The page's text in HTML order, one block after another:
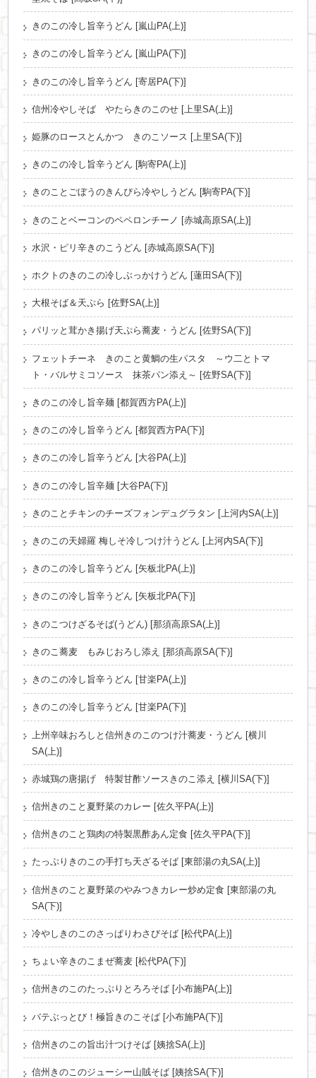
きのこの冷し旨辛うどん [嵐山PA(上)]
きのこの冷し旨辛うどん [嵐山PA(下)]
きのこの冷し旨辛うどん [寄居PA(下)]
信州冷やしそば やたらきのこのせ [上里SA(上)]
姫豚のロースとんかつ きのこソース [上里SA(下)]
きのこの冷し旨辛うどん [駒寄PA(上)]
きのことごぼうのきんぴら冷やしうどん [駒寄PA(下)]
きのことベーコンのペペロンチーノ [赤城高原SA(上)]
水沢・ピリ辛きのこうどん [赤城高原SA(下)]
ホクトのきのこの冷しぶっかけうどん [蓮田SA(下)]
大根そば＆天ぷら [佐野SA(上)]
パリッと茸かき揚げ天ぷら蕎麦・うどん [佐野SA(下)]
フェットチーネ きのこと黄鯛の生パスタ ～ウ二とトマ
ト・バルサミコソース 抹茶パン添え～ [佐野SA(下)]
きのこの冷し旨辛麺 [都賀西方PA(上)]
きのこの冷し旨辛うどん [都賀西方PA(下)]
きのこの冷し旨辛うどん [大谷PA(上)]
きのこの冷し旨辛麺 [大谷PA(下)]
きのことチキンのチーズフォンデュグラタン [上河内SA(上)]
きのこの天婦羅 梅しそ冷しつけ汁うどん [上河内SA(下)]
きのこの冷し旨辛うどん [矢板北PA(上)]
きのこの冷し旨辛うどん [矢板北PA(下)]
きのこつけざるそば(うどん) [那須高原SA(上)]
きのこ蕎麦 もみじおろし添え [那須高原SA(下)]
きのこの冷し旨辛うどん [甘楽PA(上)]
きのこの冷し旨辛うどん [甘楽PA(下)]
上州辛味おろしと信州きのこのつけ汁蕎麦・うどん [横川
SA(上)]
赤城鶏の唐揚げ 特製甘酢ソースきのこ添え [横川SA(下)]
信州きのこと夏野菜のカレー [佐久平PA(上)]
信州きのこと鶏肉の特製黒酢あん定食 [佐久平PA(下)]
たっぷりきのこの手打ち天ざるそば [東部湯の丸SA(上)]
信州きのこと夏野菜のやみつきカレー炒め定食 [東部湯の丸
SA(下)]
冷やしきのこのさっぱりわさびそば [松代PA(上)]
ちょい辛きのこまぜ蕎麦 [松代PA(下)]
信州きのこのたっぷりとろろそば [小布施PA(上)]
バテぶっとび！極旨きのこそば [小布施PA(下)]
信州きのこの旨出汁つけそば [姨捨SA(上)]
信州きのこのジューシー山賊そば [姨捨SA(下)]